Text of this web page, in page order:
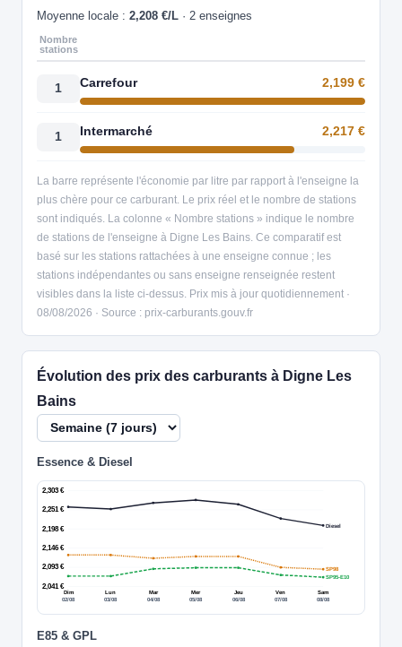
Moyenne locale : 2,208 €/L · 2 enseignes
Nombre
stations
1 Carrefour 2,199 €
1 Intermarché 2,217 €
La barre représente l'économie par litre par rapport à l'enseigne la
plus chère pour ce carburant. Le prix réel et le nombre de stations
sont indiqués. La colonne « Nombre stations » indique le nombre
de stations de l'enseigne à Digne Les Bains. Ce comparatif est
basé sur les stations rattachées à une enseigne connue ; les
stations indépendantes ou sans enseigne renseignée restent
visibles dans la liste ci-dessus. Prix mis à jour quotidiennement ·
08/08/2026 · Source : prix-carburants.gouv.fr
Évolution des prix des carburants à Digne Les
Bains
Essence & Diesel
2,041 €
2,093 €
2,146 €
2,198 €
2,251 €
2,303 €
Dim
02/08
Lun
03/08
Mar
04/08
Mer
05/08
Jeu
06/08
Ven
07/08
Sam
08/08
Diesel
SP95-E10
SP98
E85 & GPL